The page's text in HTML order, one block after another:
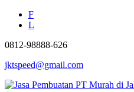
F
L
0812-98888-626
jktspeed@gmail.com